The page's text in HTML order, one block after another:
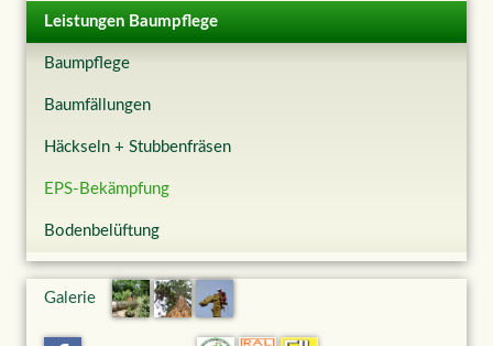
Leistungen Baumpflege
Baumpflege
Baumfällungen
Häckseln + Stubbenfräsen
EPS-Bekämpfung
Bodenbelüftung
Galerie